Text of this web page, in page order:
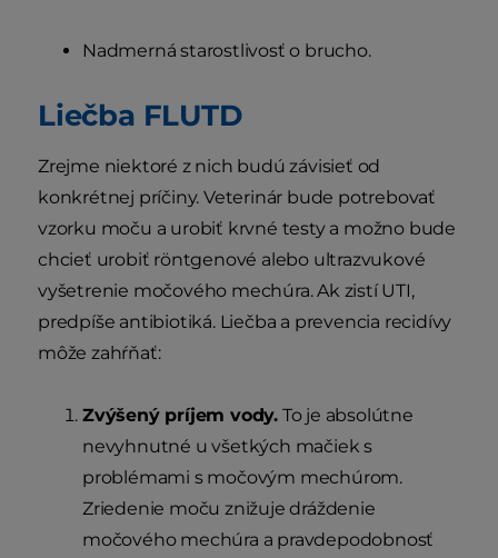
Nadmerná starostlivosť o brucho.
Liečba FLUTD
Zrejme niektoré z nich budú závisieť od
konkrétnej príčiny. Veterinár bude potrebovať
vzorku moču a urobiť krvné testy a možno bude
chcieť urobiť röntgenové alebo ultrazvukové
vyšetrenie močového mechúra. Ak zistí UTI,
predpíše antibiotiká. Liečba a prevencia recidívy
môže zahŕňať:
Zvýšený príjem vody. To je absolútne
nevyhnutné u všetkých mačiek s
problémami s močovým mechúrom.
Zriedenie moču znižuje dráždenie
močového mechúra a pravdepodobnosť